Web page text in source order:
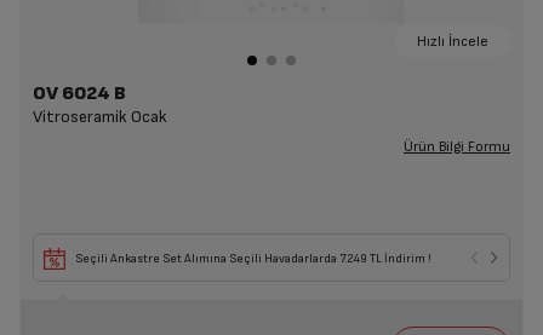
Hızlı İncele
OV 6024 B
Vitroseramik Ocak
Ürün Bilgi Formu
Seçili Ankastre Set Alımına Seçili Havadarlarda 7.249 TL İndirim !